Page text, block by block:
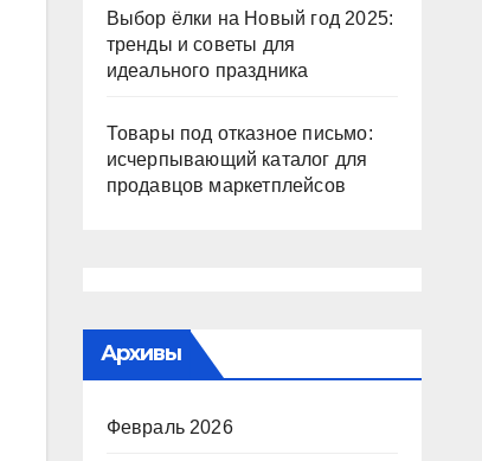
Выбор ёлки на Новый год 2025:
тренды и советы для
идеального праздника
Товары под отказное письмо:
исчерпывающий каталог для
продавцов маркетплейсов
Архивы
Февраль 2026